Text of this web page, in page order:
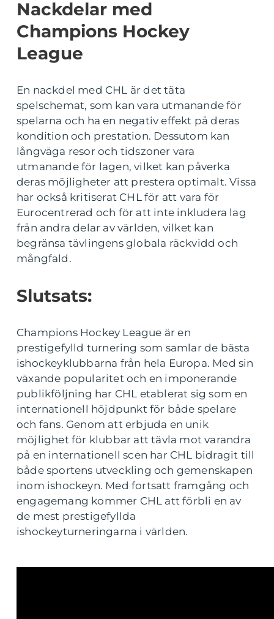
Nackdelar med
Champions Hockey
League
En nackdel med CHL är det täta
spelschemat, som kan vara utmanande för
spelarna och ha en negativ effekt på deras
kondition och prestation. Dessutom kan
långväga resor och tidszoner vara
utmanande för lagen, vilket kan påverka
deras möjligheter att prestera optimalt. Vissa
har också kritiserat CHL för att vara för
Eurocentrerad och för att inte inkludera lag
från andra delar av världen, vilket kan
begränsa tävlingens globala räckvidd och
mångfald.
Slutsats:
Champions Hockey League är en
prestigefylld turnering som samlar de bästa
ishockeyklubbarna från hela Europa. Med sin
växande popularitet och en imponerande
publikföljning har CHL etablerat sig som en
internationell höjdpunkt för både spelare
och fans. Genom att erbjuda en unik
möjlighet för klubbar att tävla mot varandra
på en internationell scen har CHL bidragit till
både sportens utveckling och gemenskapen
inom ishockeyn. Med fortsatt framgång och
engagemang kommer CHL att förbli en av
de mest prestigefyllda
ishockeyturneringarna i världen.